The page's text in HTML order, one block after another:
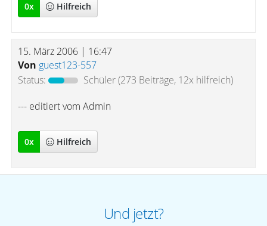
0x Hilfreich
15. März 2006 | 16:47
Von guest123-557
Status:
Schüler(273 Beiträge, 12x hilfreich)
--- editiert vom Admin
0x Hilfreich
Und jetzt?